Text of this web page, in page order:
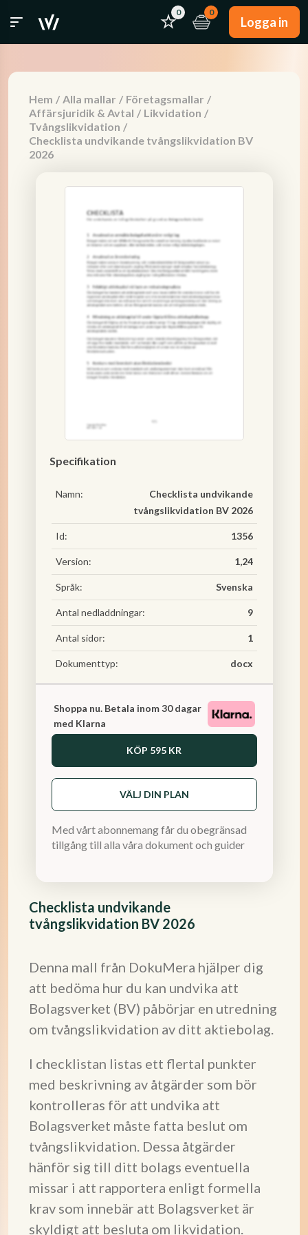
0 0
Logga in
Hem / Alla mallar / Företagsmallar /
Affärsjuridik & Avtal / Likvidation /
Tvångslikvidation /
Checklista undvikande tvångslikvidation BV
2026
Checklista undvikande
tvångslikvidation BV 2026
Denna mall från DokuMera hjälper dig
att bedöma hur du kan undvika att
Bolagsverket (BV) påbörjar en utredning
om tvångslikvidation av ditt aktiebolag.
I checklistan listas ett flertal punkter
med beskrivning av åtgärder som bör
kontrolleras för att undvika att
Bolagsverket måste fatta beslut om
tvångslikvidation. Dessa åtgärder
hänför sig till ditt bolags eventuella
missar i att rapportera enligt formella
krav som innebär att Bolagsverket är
skyldigt att besluta om likvidation.
Specifikation
Namn:
Checklista undvikande
tvångslikvidation BV 2026
Id: 1356
Version: 1,24
Språk: Svenska
Antal nedladdningar: 9
Antal sidor: 1
Dokumenttyp: docx
Shoppa nu. Betala inom 30 dagar
med Klarna
KÖP 595 KR
VÄLJ DIN PLAN
Med vårt abonnemang får du obegränsad
tillgång till alla våra dokument och guider